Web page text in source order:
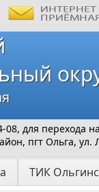
08, для перехода
пгт Ольга, ул.
ТИК